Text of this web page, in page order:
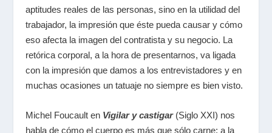
aptitudes reales de las personas, sino en la utilidad del
trabajador, la impresión que éste pueda causar y cómo
eso afecta la imagen del contratista y su negocio. La
retórica corporal, a la hora de presentarnos, va ligada
con la impresión que damos a los entrevistadores y en
muchas ocasiones un tatuaje no siempre es bien visto.
Michel Foucault en Vigilar y castigar(Siglo XXI) nos
habla de cómo el cuerpo es más que sólo carne; a la